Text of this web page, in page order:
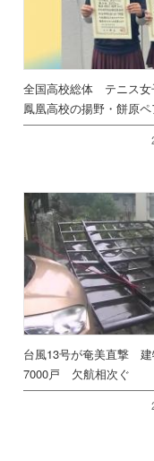
全国高校総体 テニス女
鳳凰高校の揚野・餅原
台風13号が奄美直撃 建
7000戸 欠航相次ぐ